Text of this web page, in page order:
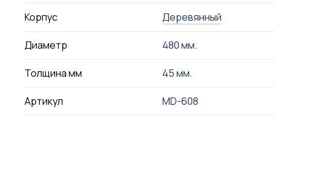
Корпус Деревянный
Диаметр 480 мм.
Толщина мм 45 мм.
Артикул MD-608